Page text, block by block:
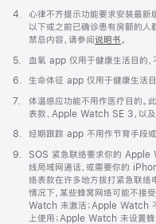
脚
4.
心律不齐提示功能要求安装最
以下或之前已确诊患有房颤的人
禁忌内容，请参阅说明书。
脚
5. 血氧 app 仅用于健康生活目的，
脚
6. 生命体征 app 仅用于健康生活目
脚
7.
体温感应功能不用作医疗目的
表款、Apple Watch SE 3，以
脚
8. 经期跟踪 app 不用作节育手段或
脚
9.
SOS 紧急联络要求你的 Apple
线局域网通话，或需要你的
络表款在许多地方拨打紧急联络
情况下，某些蜂窝网络可能不
Watch 未激活；Apple Watch
上使用；Apple Watch 未设置